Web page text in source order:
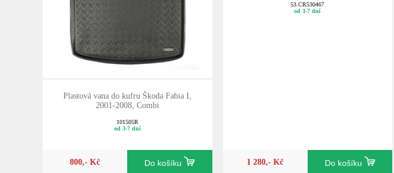
Plastová vana do kufru Škoda Fabia I,
2001-2008, Combi
101505R
od 3-7 dní
800,- Kč Do košíku
53.CR530467
od 3-7 dní
1 280,- Kč Do košíku